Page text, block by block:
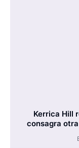
Kerrica Hill
consagra